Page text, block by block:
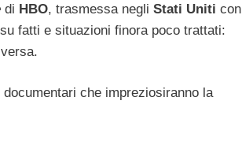
di HBO, trasmessa negli Stati Uniti con
fatti e situazioni finora poco trattati:
che impreziosiranno la